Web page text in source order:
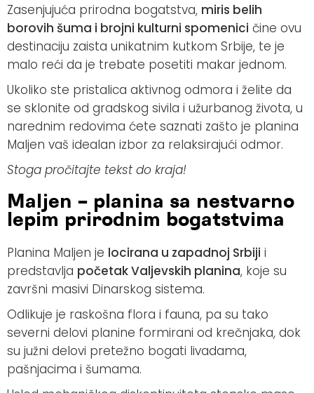
Zasenjujuća prirodna bogatstva, miris belih
borovih šuma i brojni kulturni spomenici čine ovu
destinaciju zaista unikatnim kutkom Srbije, te je
malo reći da je trebate posetiti makar jednom.
Ukoliko ste pristalica aktivnog odmora i želite da
se sklonite od gradskog sivila i užurbanog života, u
narednim redovima ćete saznati zašto je planina
Maljen vaš idealan izbor za relaksirajući odmor.
Stoga pročitajte tekst do kraja!
Maljen – planina sa nestvarno
lepim prirodnim bogatstvima
Planina Maljen je locirana u zapadnoj Srbiji i
predstavlja početak Valjevskih planina, koje su
završni masivi Dinarskog sistema.
Odlikuje je raskošna flora i fauna, pa su tako
severni delovi planine formirani od krečnjaka, dok
su južni delovi pretežno bogati livadama,
pašnjacima i šumama.